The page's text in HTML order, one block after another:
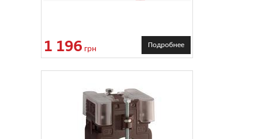
1 196 грн Подробнее